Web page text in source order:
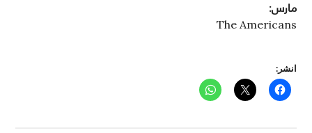
مارس:
The Americans
انشر: